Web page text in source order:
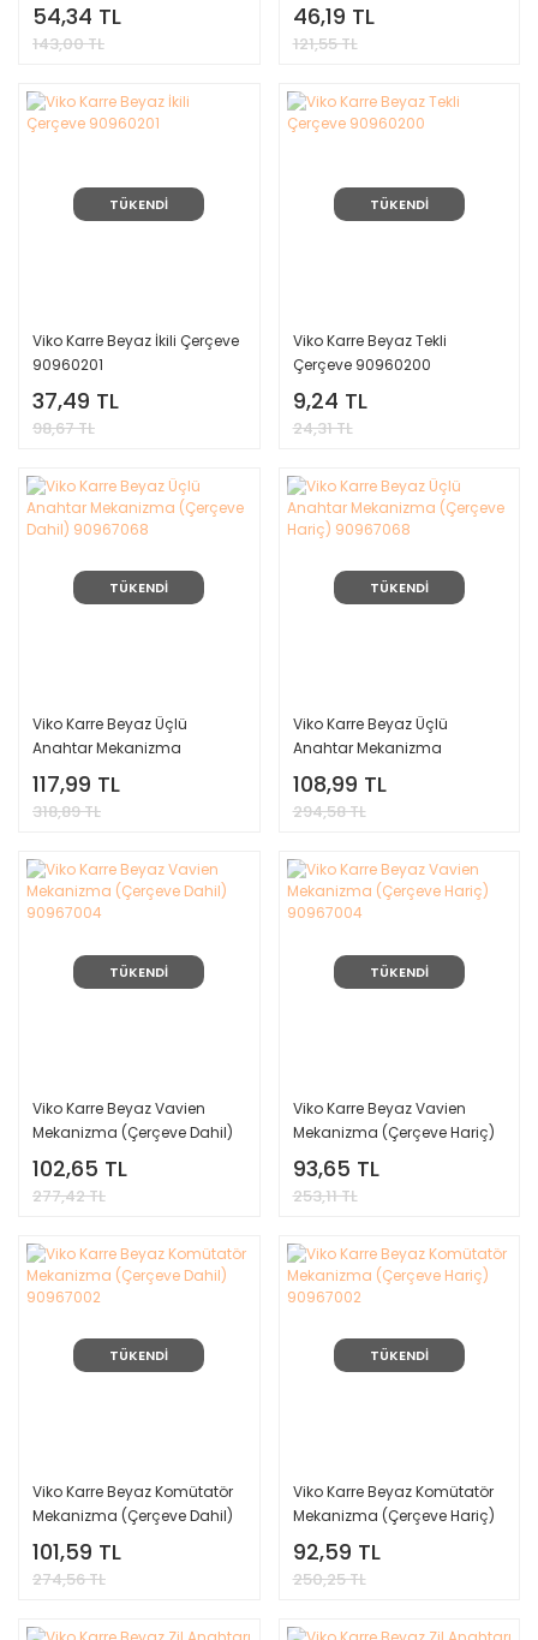
54,34 TL
143,00 TL
46,19 TL
121,55 TL
TÜKENDİ
Viko Karre Beyaz İkili Çerçeve
90960201
37,49 TL
98,67 TL
TÜKENDİ
Viko Karre Beyaz Tekli
Çerçeve 90960200
9,24 TL
24,31 TL
TÜKENDİ
Viko Karre Beyaz Üçlü
Anahtar Mekanizma
(Çerçeve Dahil) 90967068
117,99 TL
318,89 TL
TÜKENDİ
Viko Karre Beyaz Üçlü
Anahtar Mekanizma
(Çerçeve Hariç) 90967068
108,99 TL
294,58 TL
TÜKENDİ
Viko Karre Beyaz Vavien
Mekanizma (Çerçeve Dahil)
90967004
102,65 TL
277,42 TL
TÜKENDİ
Viko Karre Beyaz Vavien
Mekanizma (Çerçeve Hariç)
90967004
93,65 TL
253,11 TL
TÜKENDİ
Viko Karre Beyaz Komütatör
Mekanizma (Çerçeve Dahil)
90967002
101,59 TL
274,56 TL
TÜKENDİ
Viko Karre Beyaz Komütatör
Mekanizma (Çerçeve Hariç)
90967002
92,59 TL
250,25 TL